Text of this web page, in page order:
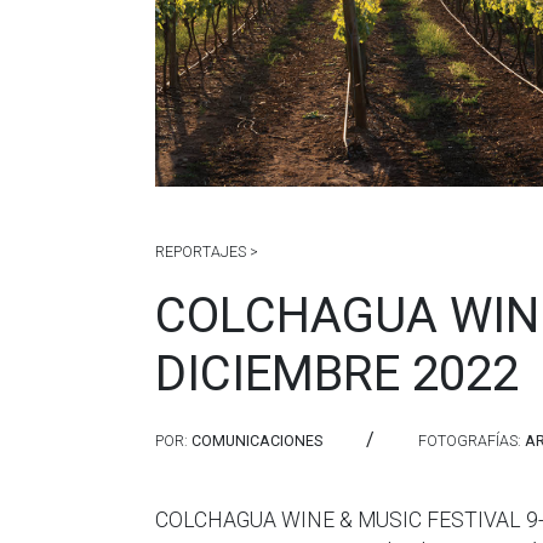
REPORTAJES >
COLCHAGUA
DICIEMBRE 2022
POR: COMUNICACIONES / FOTOGRAFÍAS:
COLCHAGUA WINE & MUSIC FESTIVAL